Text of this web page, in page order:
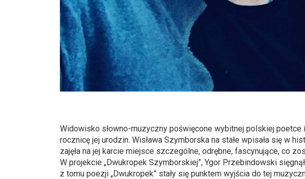
Widowisko słowno-muzyczny poświęcone wybitnej polskiej
rocznicę jej urodzin. Wisława Szymborska na stałe wpisała się w
zajęła na jej karcie miejsce szczególne, odrębne, fascynujące, co
W projekcie „Dwukropek Szymborskiej”, Ygor Przebindowski
z tomu poezji „Dwukropek” stały się punktem wyjścia do tej